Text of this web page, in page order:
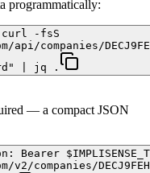
programmatically:
curl -fsS
companies/
| jq .
— a compact JSON
companies/